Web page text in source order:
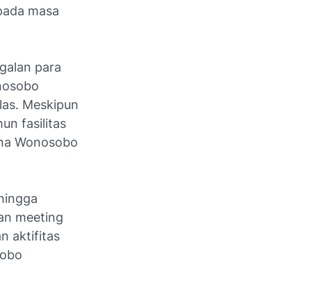
masa
para
Meskipun
fasilitas
Wonosobo
meeting
aktifitas